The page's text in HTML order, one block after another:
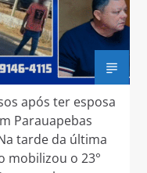
após ter esposa
Parauapebas
tarde da última
mobilizou o 23°